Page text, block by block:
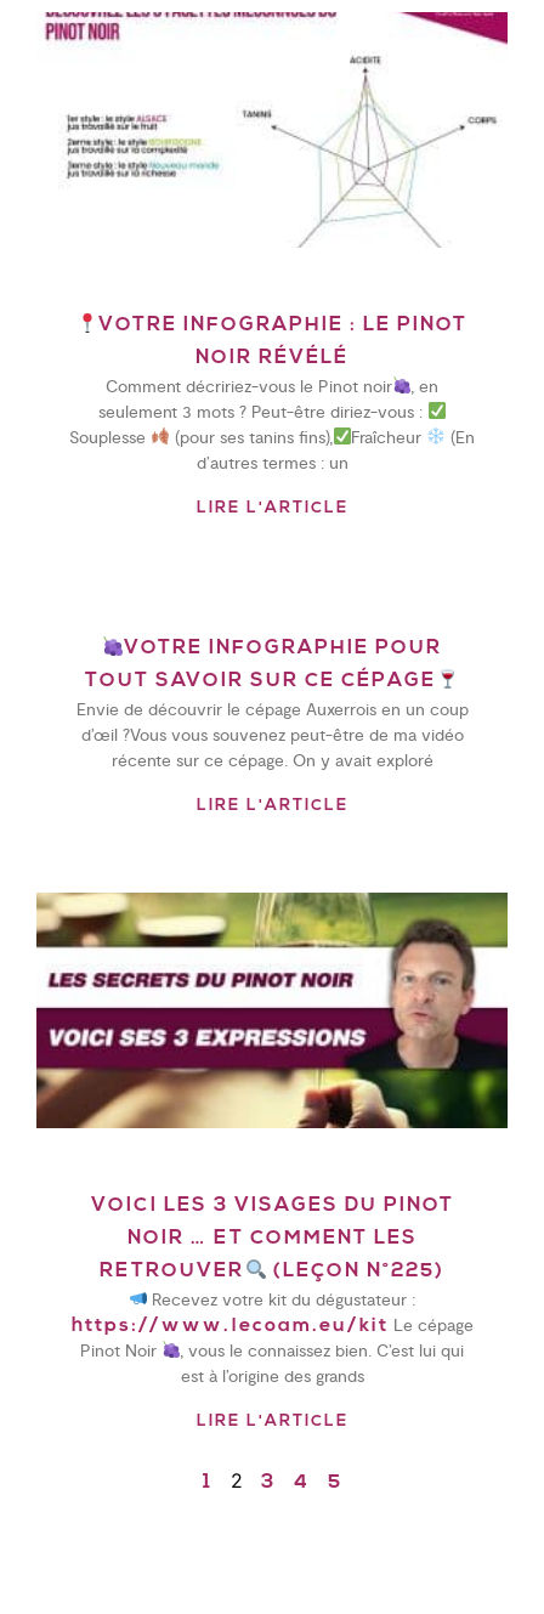
VOTRE INFOGRAPHIE : LE PINOT
NOIR RÉVÉLÉ
Comment décririez-vous le Pinot noir
, en
seulement 3 mots ? Peut-être diriez-vous :
Souplesse
(pour ses tanins fins), Fraîcheur
(En
d’autres termes : un
LIRE L'ARTICLE
VOTRE INFOGRAPHIE POUR
TOUT SAVOIR SUR CE CÉPAGE
Envie de découvrir le cépage Auxerrois en un coup
d’œil ?Vous vous souvenez peut-être de ma vidéo
récente sur ce cépage. On y avait exploré
LIRE L'ARTICLE
VOICI LES 3 VISAGES DU PINOT
NOIR … ET COMMENT LES
RETROUVER
(LEÇON N°225)
Recevez votre kit du dégustateur :
https://www.lecoam.eu/kit Le cépage
Pinot Noir
, vous le connaissez bien. C’est lui qui
est à l’origine des grands
LIRE L'ARTICLE
1 2 3 4 5